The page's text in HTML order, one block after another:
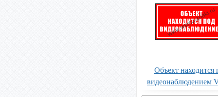
Объект находится
видеонаблюдением